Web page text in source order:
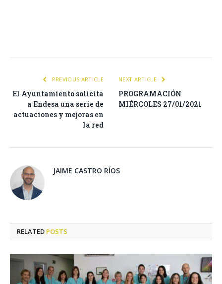
PREVIOUS ARTICLE
El Ayuntamiento solicita
a Endesa una serie de
actuaciones y mejoras en
la red
NEXT ARTICLE
PROGRAMACIÓN
MIÉRCOLES 27/01/2021
JAIME CASTRO RÍOS
RELATED POSTS